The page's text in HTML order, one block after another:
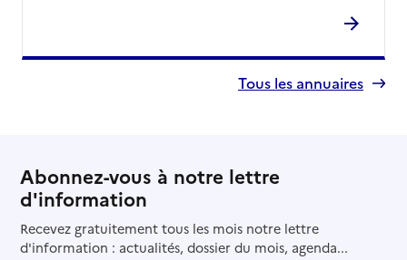
Tous les annuaires
Abonnez-vous à notre lettre
d'information
Recevez gratuitement tous les mois notre lettre
d'information : actualités, dossier du mois, agenda...